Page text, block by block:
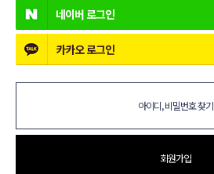
네이버 로그인
카카오로그인
아이디, 비밀번호 찾기
회원가입